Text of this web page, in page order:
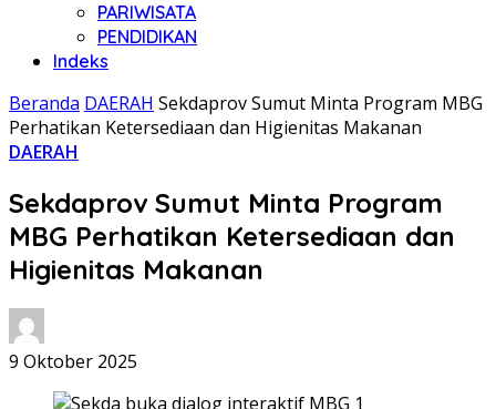
PARIWISATA
PENDIDIKAN
Indeks
Beranda DAERAH Sekdaprov Sumut Minta Program MBG
Perhatikan Ketersediaan dan Higienitas Makanan
DAERAH
Sekdaprov Sumut Minta Program
MBG Perhatikan Ketersediaan dan
Higienitas Makanan
9 Oktober 2025